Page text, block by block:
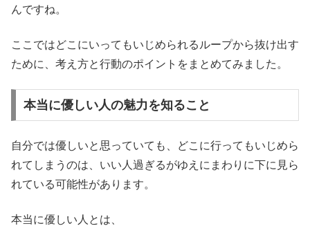
んですね。
ここではどこにいってもいじめられるループから抜け出す
ために、考え方と行動のポイントをまとめてみました。
本当に優しい人の魅力を知ること
自分では優しいと思っていても、どこに行ってもいじめら
れてしまうのは、いい人過ぎるがゆえにまわりに下に見ら
れている可能性があります。
本当に優しい人とは、